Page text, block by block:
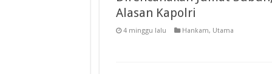
Alasan Kapolri
4 minggu lalu Hankam, Utama